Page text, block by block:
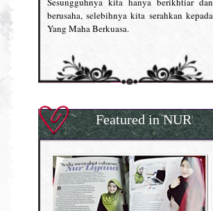
berusaha, selebihnya kita serahkan kepada
Yang Maha Berkuasa.
Featured in NUR